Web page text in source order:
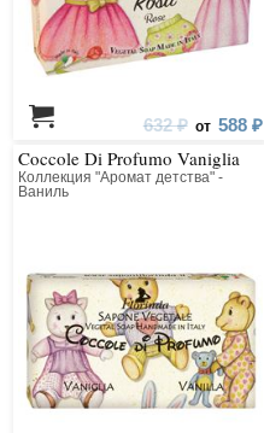
632 ₽ от 588 ₽
Coccole Di Profumo Vaniglia
Коллекция "Аромат детства" -
Ваниль